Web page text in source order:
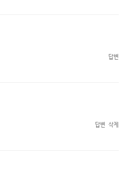
답변
답변 삭제